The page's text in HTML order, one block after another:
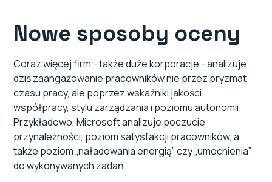
Nowe sposoby oceny
Coraz więcej firm - także duże korporacje - analizuje
dziś zaangażowanie pracowników nie przez pryzmat
czasu pracy, ale poprzez wskaźniki jakości
współpracy, stylu zarządzania i poziomu autonomii.
Przykładowo, Microsoft analizuje poczucie
przynależności, poziom satysfakcji pracowników, a
także poziom „naładowania energią” czy „umocnienia”
do wykonywanych zadań.